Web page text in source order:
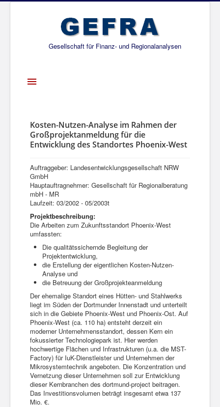
Gesellschaft für Finanz- und Regionalanalysen
Toggle
Über uns
Projekte
Gesellschafter
Netzwerk
Kosten-Nutzen-Analyse im Rahmen der
Großprojektanmeldung für die
Entwicklung des Standortes Phoenix-West
Auftraggeber: Landesentwicklungsgesellschaft NRW
GmbH
Hauptauftragnehmer: Gesellschaft für Regionalberatung
mbH - MR
Laufzeit: 03/2002 - 05/2003t
Projektbeschreibung:
Die Arbeiten zum Zukunftsstandort Phoenix-West
umfassten:
Die qualitätssichernde Begleitung der
Projektentwicklung,
die Erstellung der eigentlichen Kosten-Nutzen-
Analyse und
die Betreuung der Großprojekteanmeldung
Der ehemalige Standort eines Hütten- und Stahlwerks
liegt im Süden der Dortmunder Innenstadt und unterteilt
sich in die Gebiete Phoenix-West und Phoenix-Ost. Auf
Phoenix-West (ca. 110 ha) entsteht derzeit ein
moderner Unternehmensstandort, dessen Kern ein
fokussierter Technologiepark ist. Hier werden
hochwertige Flächen und Infrastrukturen (u.a. die MST-
Factory) für IuK-Dienstleister und Unternehmen der
Mikrosystemtechnik angeboten. Die Konzentration und
Vernetzung dieser Unternehmen soll zur Entwicklung
dieser Kernbranchen des dortmund-project beitragen.
Das Investitionsvolumen beträgt insgesamt etwa 137
Mio. €.